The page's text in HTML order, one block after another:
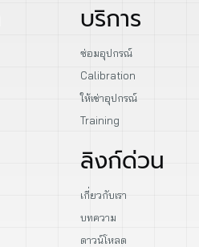
บริการ
ซ่อมอุปกรณ์
Calibration
ให้เช่าอุปกรณ์
Training
ลิงก์ด่วน
เกี่ยวกับเรา
บทความ
ดาวน์โหลด